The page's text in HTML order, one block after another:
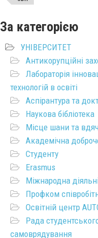
За категорією
УНІВЕРСИТЕТ
Антикорупційні
Лабораторія
технологій в освіті
Аспірантура та
Наукова бібліотека
Місце шани та
Академічна
Студенту
Erasmus
Міжнародна
Профком
Освітній центр
Рада
самоврядування